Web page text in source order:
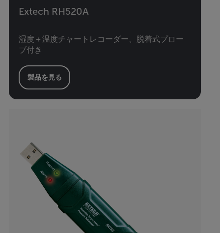
Extech RH520A
湿度＋温度チャートレコーダー、脱着式プロー
ブ付き
製品を見る